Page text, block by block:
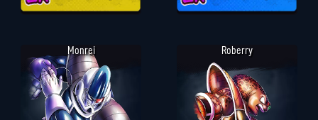
Monrei Roberry